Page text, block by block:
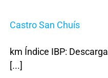
Castro San Chuís
km Índice IBP:
[...]